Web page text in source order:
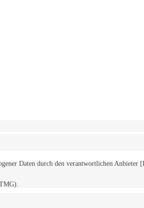
Daten durch den verantwortlichen